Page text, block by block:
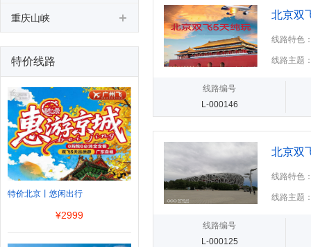
北京双
线路特色
线路主题
线路编号
L-000146
北京双
线路特色
线路主题
线路编号
L-000125
重庆山峡
特价线路
特价北京丨悠闲出行
¥2999